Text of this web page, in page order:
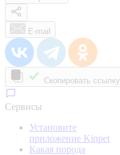
E-mail
Скопировать ссылку
Сервисы
Установите
приложение Kinpet
Какая порода